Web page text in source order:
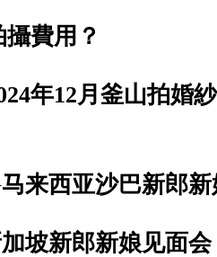
費用？
年12月釜山拍婚
马来西亚沙巴新
坡新郎新娘见面